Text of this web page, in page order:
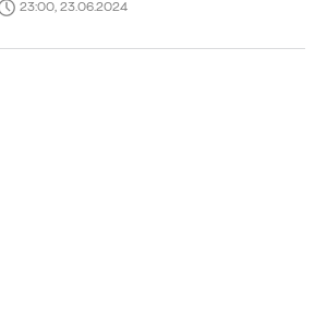
23:00, 23.06.2024